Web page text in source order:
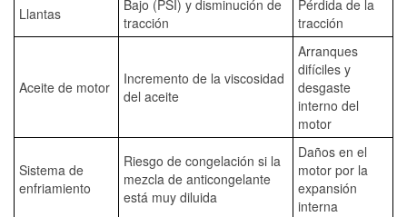
Llantas
Bajo (PSI) y disminución de
tracción
Pérdida de la
tracción
Aceite de motor
Incremento de la viscosidad
del aceite
Arranques
difíciles y
desgaste
interno del
motor
Sistema de
enfriamiento
Riesgo de congelación si la
mezcla de anticongelante
está muy diluida
Daños en el
motor por la
expansión
interna